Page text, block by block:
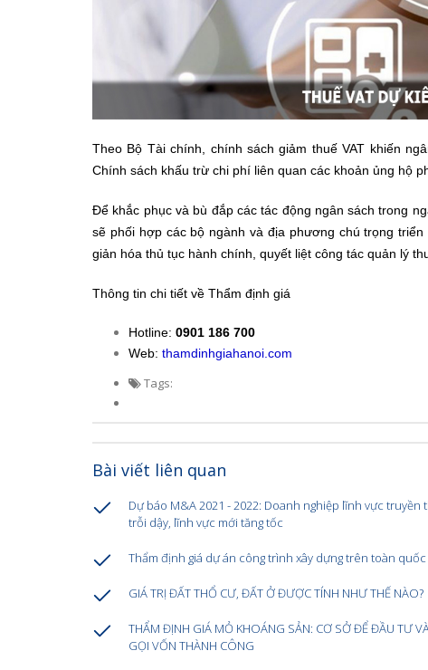
Theo Bộ Tài chính, chính sách giảm thuế VAT khiến
Chính sách khấu trừ chi phí liên quan các khoản ủng hộ
Để khắc phục và bù đắp các tác động ngân sách trong
sẽ phối hợp các bộ ngành và địa phương chú trọng
giản hóa thủ tục hành chính, quyết liệt công tác quản lý
Thông tin chi tiết về Thẩm định giá
Hotline: 0901 186 700
Web: thamdinhgiahanoi.com
Tags:
Bài viết liên quan
Dự báo M&A 2021 - 2022: Doanh nghiệp lĩnh vực truyền
trỗi dậy, lĩnh vực mới tăng tốc
Thẩm định giá dự án công trình xây dựng trên toàn quốc
GIÁ TRỊ ĐẤT THỔ CƯ, ĐẤT Ở ĐƯỢC TÍNH NHƯ THẾ NÀO?
THẨM ĐỊNH GIÁ MỎ KHOÁNG SẢN: CƠ SỞ ĐỂ ĐẦU TƯ
GỌI VỐN THÀNH CÔNG